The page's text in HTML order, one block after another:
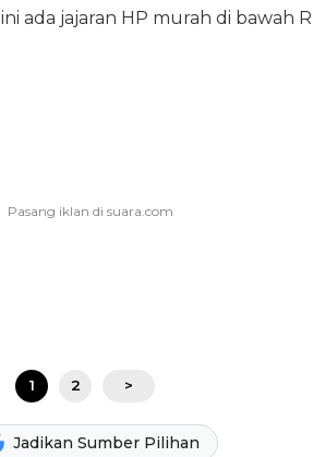
ada jajaran HP murah di bawah
1 2 >
Jadikan Sumber Pilihan